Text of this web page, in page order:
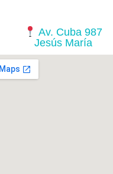
Av. Cuba 987
Jesús María